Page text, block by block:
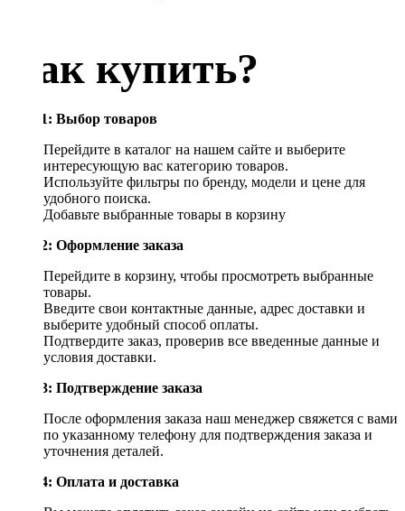
Как купить?
Шаг 1: Выбор товаров
Перейдите в каталог на нашем сайте и выберите
интересующую вас категорию товаров.
Используйте фильтры по бренду, модели и цене для
удобного поиска.
Добавьте выбранные товары в корзину
Шаг 2: Оформление заказа
Перейдите в корзину, чтобы просмотреть выбранные
товары.
Введите свои контактные данные, адрес доставки и
выберите удобный способ оплаты.
Подтвердите заказ, проверив все введенные данные и
условия доставки.
Шаг 3: Подтверждение заказа
После оформления заказа наш менеджер свяжется с вами
по указанному телефону для подтверждения заказа и
уточнения деталей.
Шаг 4: Оплата и доставка